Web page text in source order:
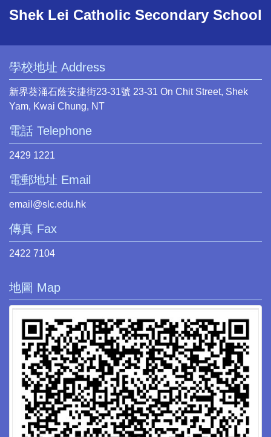
Shek Lei Catholic Secondary School
學校地址 Address
新界葵涌石蔭安捷街23-31號 23-31 On Chit Street, Shek
Yam, Kwai Chung, NT
電話 Telephone
2429 1221
電郵地址 Email
email@slc.edu.hk
傳真 Fax
2422 7104
地圖 Map